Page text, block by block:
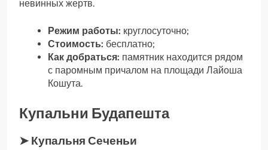
невинных жертв.
Режим работы: круглосуточно;
Стоимость: бесплатно;
Как добраться: памятник находится рядом
с паромным причалом на площади Лайоша
Кошута.
Купальни Будапешта
➤ Купальня Сеченьи